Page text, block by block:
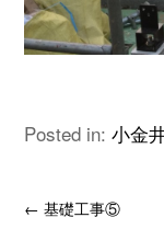
Posted in:小金
← 基礎工事⑤